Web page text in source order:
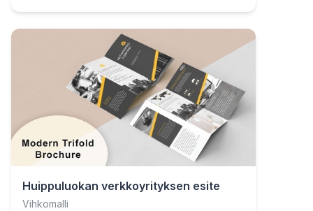
Huippuluokan verkkoyrityksen esite
Vihkomalli